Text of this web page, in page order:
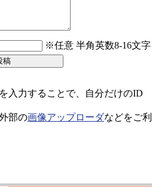
※任意 半角英数8-16文字
入力することで、自分だけのID
部の画像アップローダなどをご利